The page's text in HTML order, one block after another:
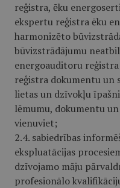
reģistra, ēku
ekspertu reģistra ēku
harmonizēto
būvizstrādājumu
energoauditoru
reģistra dokumentu un
lietas un dzīvokļu
lēmumu, dokumentu
vienuviet;
2.4. sabiedrības
ekspluatācijas
dzīvojamo māju
profesionālo